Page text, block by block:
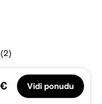
Vidi ponudu